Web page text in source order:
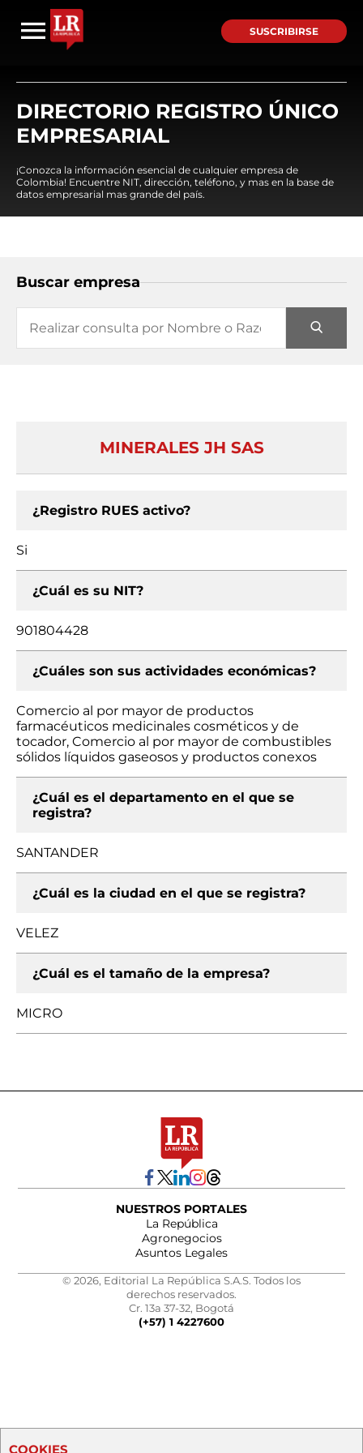
SUSCRIBIRSE
DIRECTORIO REGISTRO ÚNICO
EMPRESARIAL
¡Conozca la información esencial de cualquier empresa de
Colombia! Encuentre NIT, dirección, teléfono, y mas en la base de
datos empresarial mas grande del país.
Buscar empresa
MINERALES JH SAS
¿Registro RUES activo?
Si
¿Cuál es su NIT?
901804428
¿Cuáles son sus actividades económicas?
Comercio al por mayor de productos
farmacéuticos medicinales cosméticos y de
tocador, Comercio al por mayor de combustibles
sólidos líquidos gaseosos y productos conexos
¿Cuál es el departamento en el que se
registra?
SANTANDER
¿Cuál es la ciudad en el que se registra?
VELEZ
¿Cuál es el tamaño de la empresa?
MICRO
NUESTROS PORTALES
La República
Agronegocios
Asuntos Legales
© 2026, Editorial La República S.A.S. Todos los
derechos reservados.
Cr. 13a 37-32, Bogotá
(+57) 1 4227600
COOKIES